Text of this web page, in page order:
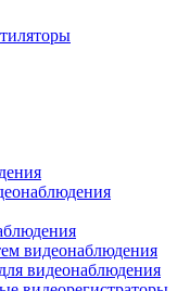
видеонаблюдения
видеонаблюдения